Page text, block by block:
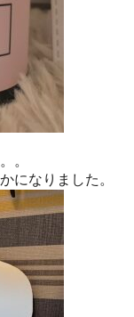
。
になりました。